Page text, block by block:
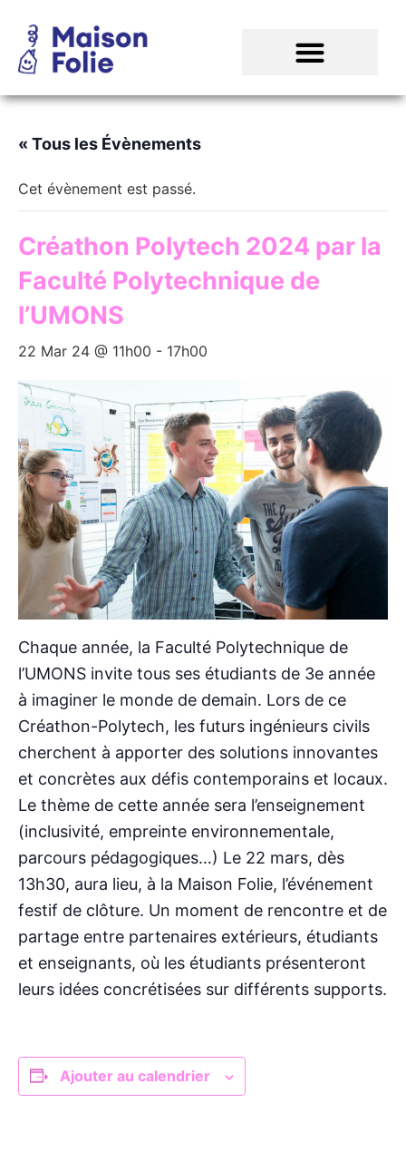
« Tous les Évènements
Cet évènement est passé.
Créathon Polytech 2024 par la
Faculté Polytechnique de
l’UMONS
22 Mar 24 @ 11h00 - 17h00
Chaque année, la Faculté Polytechnique de
l’UMONS invite tous ses étudiants de 3e année
à imaginer le monde de demain. Lors de ce
Créathon-Polytech, les futurs ingénieurs civils
cherchent à apporter des solutions innovantes
et concrètes aux défis contemporains et locaux.
Le thème de cette année sera l’enseignement
(inclusivité, empreinte environnementale,
parcours pédagogiques…) Le 22 mars, dès
13h30, aura lieu, à la Maison Folie, l’événement
festif de clôture. Un moment de rencontre et de
partage entre partenaires extérieurs, étudiants
et enseignants, où les étudiants présenteront
leurs idées concrétisées sur différents supports.
Ajouter au calendrier